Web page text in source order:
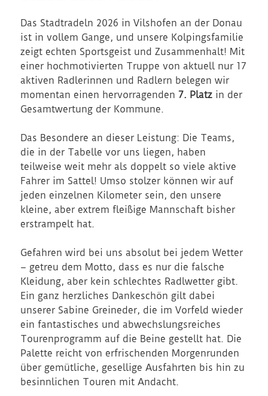
Das Stadtradeln 2026 in Vilshofen an der Donau
ist in vollem Gange, und unsere Kolpingsfamilie
zeigt echten Sportsgeist und Zusammenhalt! Mit
einer hochmotivierten Truppe von aktuell nur 17
aktiven Radlerinnen und Radlern belegen wir
momentan einen hervorragenden7. Platz in der
Gesamtwertung der Kommune.
Das Besondere an dieser Leistung: Die Teams,
die in der Tabelle vor uns liegen, haben
teilweise weit mehr als doppelt so viele aktive
Fahrer im Sattel! Umso stolzer können wir auf
jeden einzelnen Kilometer sein, den unsere
kleine, aber extrem fleißige Mannschaft bisher
erstrampelt hat.
Gefahren wird bei uns absolut bei jedem Wetter
– getreu dem Motto, dass es nur die falsche
Kleidung, aber kein schlechtes Radlwetter gibt.
Ein ganz herzliches Dankeschön gilt dabei
unserer Sabine Greineder, die im Vorfeld wieder
ein fantastisches und abwechslungsreiches
Tourenprogramm auf die Beine gestellt hat. Die
Palette reicht von erfrischenden Morgenrunden
über gemütliche, gesellige Ausfahrten bis hin zu
besinnlichen Touren mit Andacht.